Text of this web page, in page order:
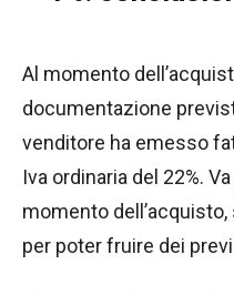
Al momento
documentazione
venditore ha emesso
Iva ordinaria del 22%.
momento
per poter fruire dei